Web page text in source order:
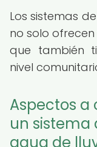
Los sistemas
no solo
que también
nivel
Aspectos a
un sistema
agua de